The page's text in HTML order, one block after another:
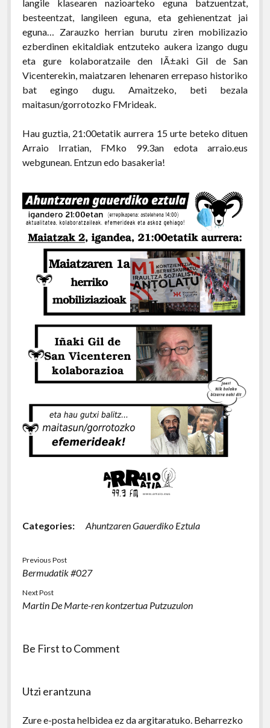
langile klasearen nazioarteko eguna batzuentzat,
besteentzat, langileen eguna, eta gehienentzat jai
eguna… Zarauzko herrian burutu ziren mobilizazio
ezberdinen ekitaldiak entzuteko aukera izango dugu
eta gure kolaboratzaile den IÃ±aki Gil de San
Vicenterekin, maiatzaren lehenaren errepaso historiko
bat egingo dugu. Amaitzeko, beti bezala
maitasun/gorrotozko FMrideak.
Hau guztia, 21:00etatik aurrera 15 urte beteko dituen
Arraio Irratian, FMko 99.3an edota arraio.eus
webgunean. Entzun edo basakeria!
Categories: Ahuntzaren Gauerdiko Eztula
Previous Post
Bermudatik #027
Next Post
Martin De Marte-ren kontzertua Putzuzulon
Be First to Comment
Utzi erantzuna
Zure e-posta helbidea ez da argitaratuko. Beharrezko